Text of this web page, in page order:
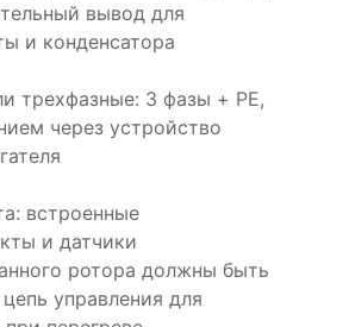
вывод для
и конденсатора
трехфазные: 3 фазы + PE,
через устройство
встроенные
и датчики
ротора должны быть
управления для